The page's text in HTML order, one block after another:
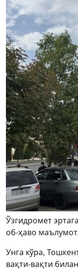
Ўзгидромет
об-ҳаво
Унга кўра,
вақти-вақти